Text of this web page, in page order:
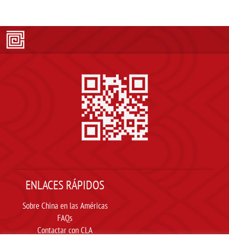
ENLACES RÁPIDOS
Sobre China en las Américas
FAQs
Contactar con CLA